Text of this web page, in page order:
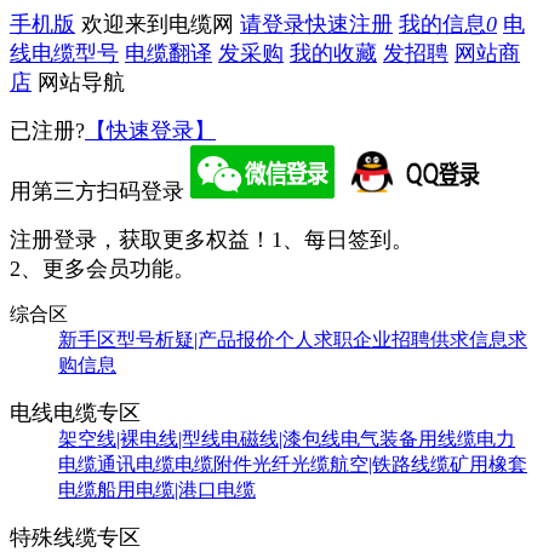
手机版 欢迎来到电缆网 请登录快速注册 我的信息0 电
线电缆型号 电缆翻译 发采购 我的收藏 发招聘 网站商
店 网站导航
已注册? 【快速登录】
用第三方扫码登录
注册登录，获取更多权益！ 1、每日签到。
2、更多会员功能。
综合区
新手区型号析疑|产品报价个人求职企业招聘供求信息求
购信息
电线电缆专区
架空线|裸电线|型线电磁线|漆包线电气装备用线缆电力
电缆通讯电缆电缆附件光纤光缆航空|铁路线缆矿用橡套
电缆船用电缆|港口电缆
特殊线缆专区